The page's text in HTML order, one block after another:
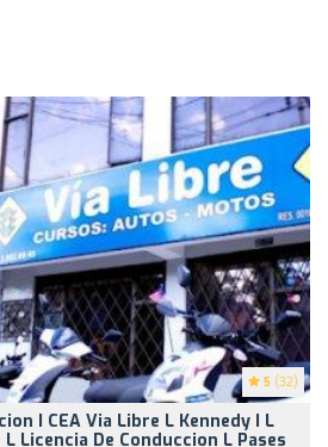
5 (32)
I CEA Via Libre L Kennedy I L
Licencia De Conduccion L Pases